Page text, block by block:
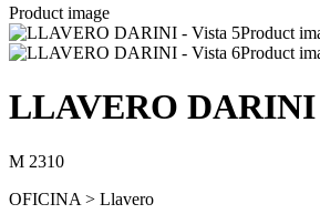
Product image
Product
Product
LLAVERO DARINI
M 2310
OFICINA > Llavero